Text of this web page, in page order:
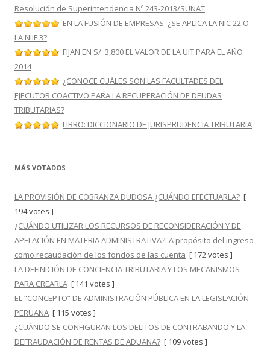
Resolución de Superintendencia Nº 243-2013/SUNAT
EN LA FUSIÓN DE EMPRESAS: ¿SE APLICA LA NIC 22 O
LA NIIF 3?
FIJAN EN S/. 3,800 EL VALOR DE LA UIT PARA EL AÑO
2014
¿CONOCE CUÁLES SON LAS FACULTADES DEL
EJECUTOR COACTIVO PARA LA RECUPERACIÓN DE DEUDAS
TRIBUTARIAS?
LIBRO: DICCIONARIO DE JURISPRUDENCIA TRIBUTARIA
MÁS VOTADOS
LA PROVISIÓN DE COBRANZA DUDOSA ¿CUÁNDO EFECTUARLA? [
194 votes ]
¿CUÁNDO UTILIZAR LOS RECURSOS DE RECONSIDERACIÓN Y DE
APELACIÓN EN MATERIA ADMINISTRATIVA?: A propósito del ingreso
como recaudación de los fondos de las cuenta [ 172 votes ]
LA DEFINICIÓN DE CONCIENCIA TRIBUTARIA Y LOS MECANISMOS
PARA CREARLA [ 141 votes ]
EL “CONCEPTO” DE ADMINISTRACIÓN PÚBLICA EN LA LEGISLACIÓN
PERUANA [ 115 votes ]
¿CUÁNDO SE CONFIGURAN LOS DELITOS DE CONTRABANDO Y LA
DEFRAUDACIÓN DE RENTAS DE ADUANA? [ 109 votes ]